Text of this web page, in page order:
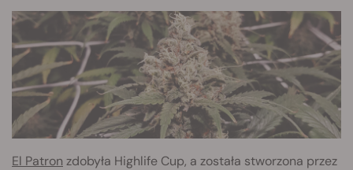
El Patron zdobyła Highlife Cup, a została stworzona przez